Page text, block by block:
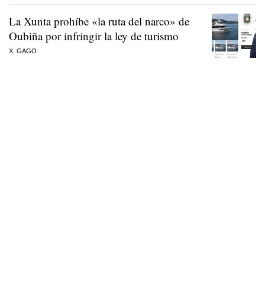
La Xunta prohíbe «la ruta del narco» de
Oubiña por infringir la ley de turismo
X. GAGO